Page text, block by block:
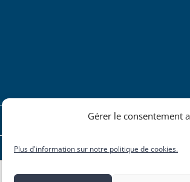
Gérer le consentement
Plus d'information sur notre politique de cookies.